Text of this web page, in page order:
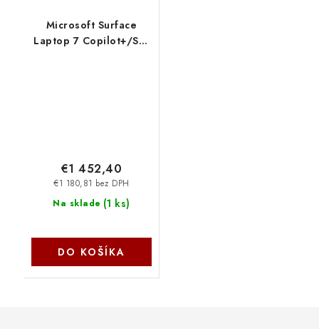
Microsoft Surface
Laptop 7 Copilot+/SD-
Na sklade (1 ks)
€1 180,81 bez DPH
€1 452,40
DO KOŠÍKA